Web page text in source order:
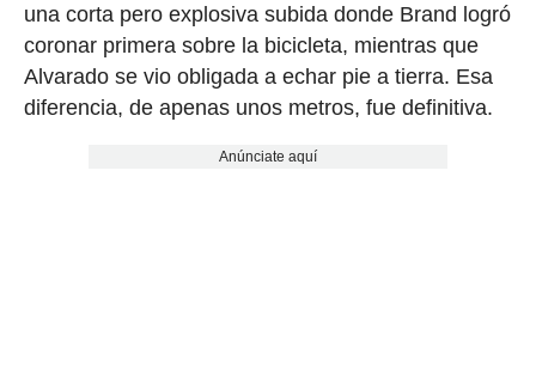
una corta pero explosiva subida donde Brand logró
coronar primera sobre la bicicleta, mientras que
Alvarado se vio obligada a echar pie a tierra. Esa
diferencia, de apenas unos metros, fue definitiva.
Anúnciate aquí